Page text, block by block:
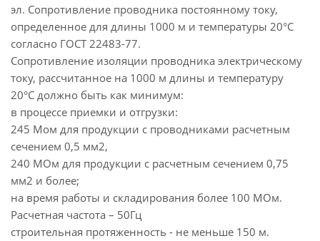
эл. Сопротивление проводника постоянному току,
определенное для длины 1000 м и температуры 20°С
согласно ГОСТ 22483-77.
Сопротивление изоляции проводника электрическому
току, рассчитанное на 1000 м длины и температуру
20°С должно быть как минимум:
в процессе приемки и отгрузки:
245 Мом для продукции с проводниками расчетным
сечением 0,5 мм2,
240 МОм для продукции с расчетным сечением 0,75
мм2 и более;
на время работы и складирования более 100 МОм.
Расчетная частота – 50Гц
строительная протяженность - не меньше 150 м.